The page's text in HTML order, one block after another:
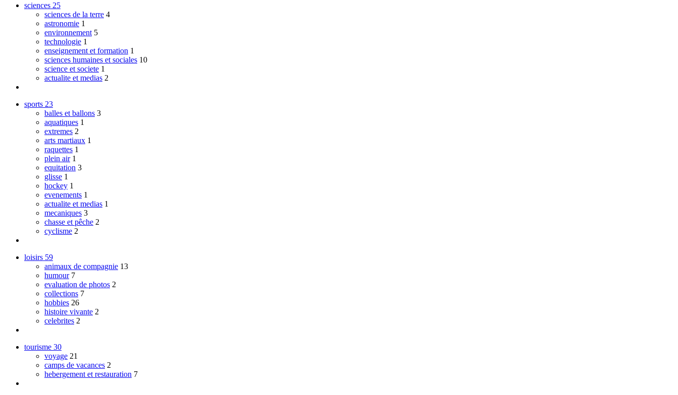
sciences 25
sciences de la terre 4
astronomie 1
environnement 5
technologie 1
enseignement et formation 1
sciences humaines et sociales 10
science et societe 1
actualite et medias 2
sports 23
balles et ballons 3
aquatiques 1
extremes 2
arts martiaux 1
raquettes 1
plein air 1
equitation 3
glisse 1
hockey 1
evenements 1
actualite et medias 1
mecaniques 3
chasse et pêche 2
cyclisme 2
loisirs 59
animaux de compagnie 13
humour 7
evaluation de photos 2
collections 7
hobbies 26
histoire vivante 2
celebrites 2
tourisme 30
voyage 21
camps de vacances 2
hebergement et restauration 7